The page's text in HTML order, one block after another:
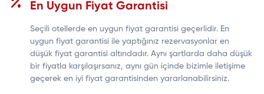
En Uygun Fiyat Garantisi
Seçili otellerde en uygun fiyat garantisi geçerlidir. En
uygun fiyat garantisi ile yaptığınız rezervasyonlar en
düşük fiyat garantisi altındadır. Aynı şartlarda daha düşük
bir fiyatla karşılaşırsanız, aynı gün içinde bizimle iletişime
geçerek en iyi fiyat garantisinden yararlanabilirsiniz.